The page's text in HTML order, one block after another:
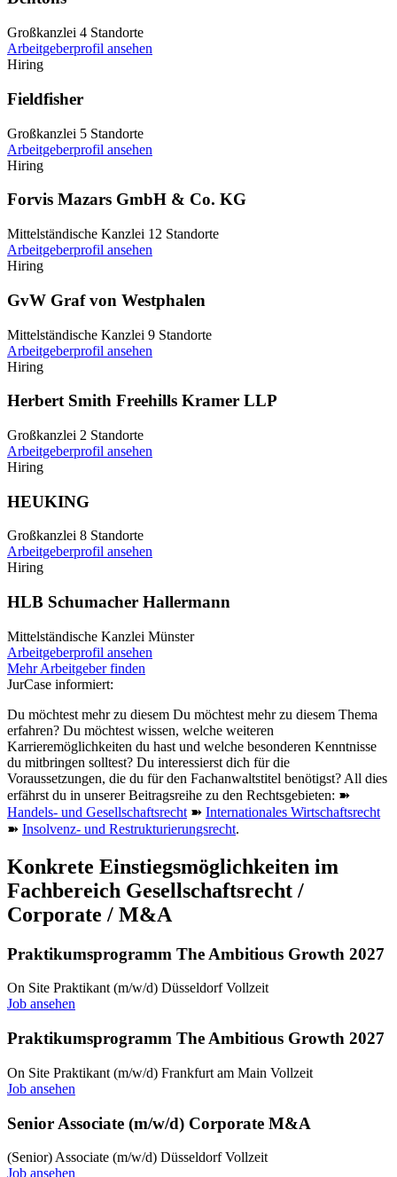
Großkanzlei 4 Standorte
Arbeitgeberprofil ansehen
Hiring
Fieldfisher
Großkanzlei 5 Standorte
Arbeitgeberprofil ansehen
Hiring
Forvis Mazars GmbH & Co. KG
Mittelständische Kanzlei 12 Standorte
Arbeitgeberprofil ansehen
Hiring
GvW Graf von Westphalen
Mittelständische Kanzlei 9 Standorte
Arbeitgeberprofil ansehen
Hiring
Herbert Smith Freehills Kramer LLP
Großkanzlei 2 Standorte
Arbeitgeberprofil ansehen
Hiring
HEUKING
Großkanzlei 8 Standorte
Arbeitgeberprofil ansehen
Hiring
HLB Schumacher Hallermann
Mittelständische Kanzlei Münster
Arbeitgeberprofil ansehen
Mehr Arbeitgeber finden
JurCase informiert:
Du möchtest mehr zu diesem Du möchtest mehr zu diesem Thema
erfahren? Du möchtest wissen, welche weiteren
Karrieremöglichkeiten du hast und welche besonderen Kenntnisse
du mitbringen solltest? Du interessierst dich für die
Voraussetzungen, die du für den Fachanwaltstitel benötigst? All dies
erfährst du in unserer Beitragsreihe zu den Rechtsgebieten: ➽
Handels- und Gesellschaftsrecht ➽ Internationales Wirtschaftsrecht
➽ Insolvenz- und Restrukturierungsrecht.
Konkrete Einstiegsmöglichkeiten im
Fachbereich Gesellschaftsrecht /
Corporate / M&A
Praktikumsprogramm The Ambitious Growth 2027
On Site Praktikant (m/w/d) Düsseldorf Vollzeit
Job ansehen
Praktikumsprogramm The Ambitious Growth 2027
On Site Praktikant (m/w/d) Frankfurt am Main Vollzeit
Job ansehen
Senior Associate (m/w/d) Corporate M&A
(Senior) Associate (m/w/d) Düsseldorf Vollzeit
Job ansehen